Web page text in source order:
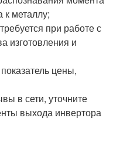
к металлу;
при работе с
изготовления и
цены,
в сети, уточните
выхода инвертора